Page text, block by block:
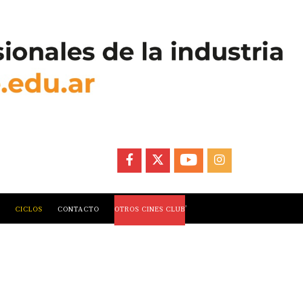
FACEBOOKYOUTUBEINSTAGRAM
CICLOS CONTACTO OTROS CINES CLUB